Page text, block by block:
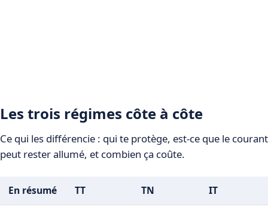
Les trois régimes côte à côte
Ce qui les différencie : qui te protège, est-ce que le courant
peut rester allumé, et combien ça coûte.
En résumé TT TN IT